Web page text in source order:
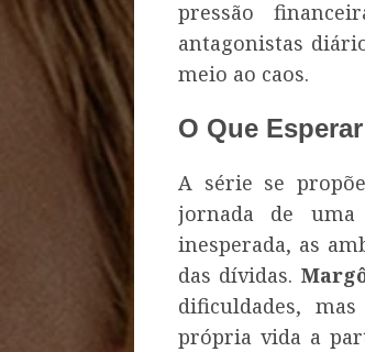
pressão
antagonistas
meio ao caos.
O Que
A série se
jornada de
inesperada, as
das dívidas.
dificuldades,
própria vida a